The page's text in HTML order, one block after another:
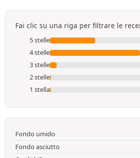
Fai clic su una riga per filtrare le
5 stelle
4 stelle
3 stelle
2 stelle
1 stella
Fondo umido
Fondo asciutto